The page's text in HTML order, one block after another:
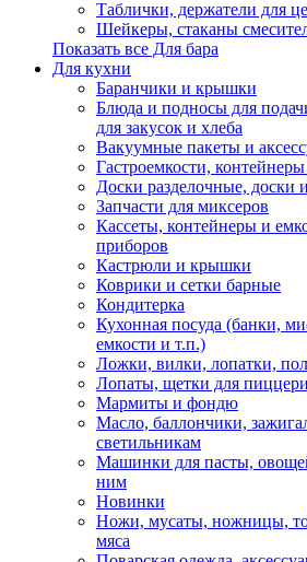
Таблички, держатели для
Шейкеры, стаканы
Показать все Для бара
Для кухни
Баранчики и крышки
Блюда и подносы для
для закусок и хлеба
Вакуумные пакеты и
Гастроемкости,
Доски разделочные, доски
Запчасти для миксеров
Кассеты, контейнеры и
приборов
Кастрюли и крышки
Коврики и сетки барные
Кондитерка
Кухонная посуда (банки,
емкости и т.п.)
Ложки, вилки, лопатки,
Лопаты, щетки для
Мармиты и фондю
Масло, баллончики,
светильникам
Машинки для пасты,
ним
Новинки
Ножи, мусаты, ножницы,
мяса